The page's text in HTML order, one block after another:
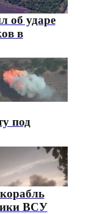
об ударе
в
под
ВСУ